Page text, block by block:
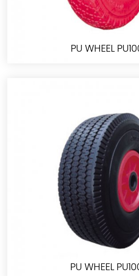
PU WHEEL
PU WHEEL